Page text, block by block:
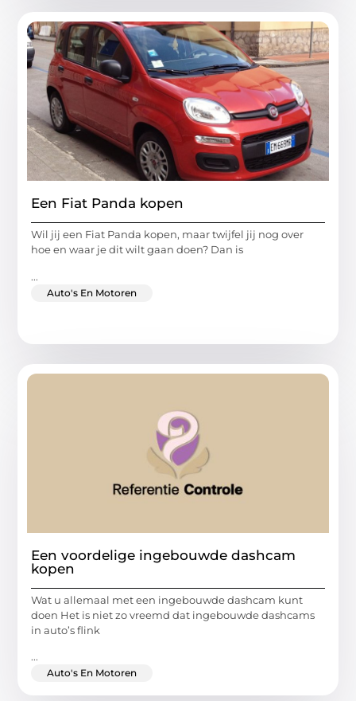
Een Fiat Panda kopen
Wil jij een Fiat Panda kopen, maar twijfel jij nog over
hoe en waar je dit wilt gaan doen? Dan is
...
Auto's En Motoren
Een voordelige ingebouwde dashcam
kopen
Wat u allemaal met een ingebouwde dashcam kunt
doen Het is niet zo vreemd dat ingebouwde dashcams
in auto’s flink
...
Auto's En Motoren